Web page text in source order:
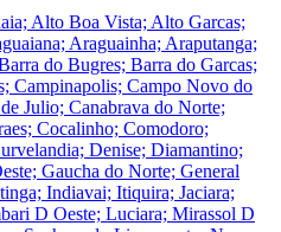
Alto Boa Vista; Alto Garcas;
Araguainha; Araputanga;
do Bugres; Barra do Garcas;
Campinapolis; Campo Novo do
Julio; Canabrava do Norte;
Cocalinho; Comodoro;
Denise; Diamantino;
Gaucha do Norte; General
Indiavai; Itiquira; Jaciara;
D Oeste; Luciara; Mirassol D